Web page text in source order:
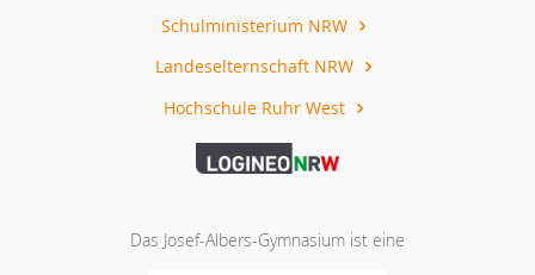
Schulministerium NRW
Landeselternschaft NRW
Hochschule Ruhr West
Das Josef-Albers-Gymnasium ist eine